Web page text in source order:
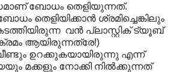
ബോധം തെളിയുന്നത്.
തെളിയിക്കാൻ ശ്രമിച്ചെങ്കിലും
വൻ പ്ലാസ്റ്റിക് ട്യൂബ്
ആയിരുന്നത്രേ!)
ഉറക്കുകയായിരുന്നു എന്ന്
മക്കളും നോക്കി നിൽക്കുന്നത്